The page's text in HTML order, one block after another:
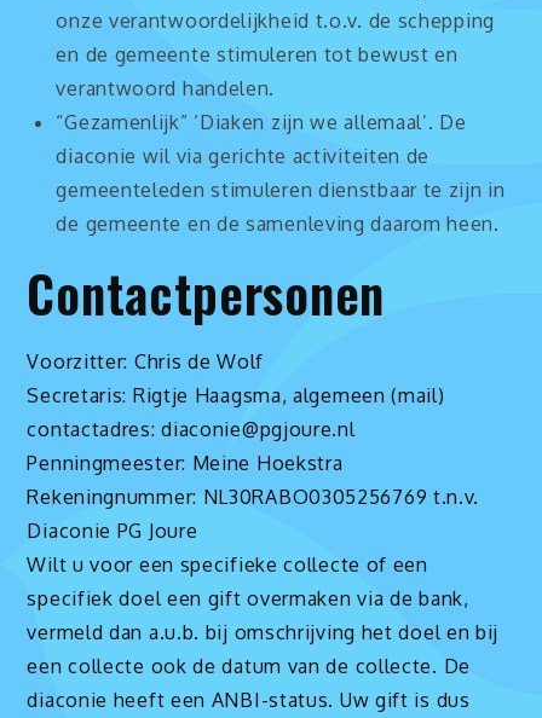
onze verantwoordelijkheid t.o.v. de schepping
en de gemeente stimuleren tot bewust en
verantwoord handelen.
“Gezamenlijk” ‘Diaken zijn we allemaal’. De
diaconie wil via gerichte activiteiten de
gemeenteleden stimuleren dienstbaar te zijn in
de gemeente en de samenleving daarom heen.
Contactpersonen
Voorzitter: Chris de Wolf
Secretaris: Rigtje Haagsma, algemeen (mail)
contactadres: diaconie@pgjoure.nl
Penningmeester: Meine Hoekstra
Rekeningnummer: NL30RABO0305256769 t.n.v.
Diaconie PG Joure
Wilt u voor een specifieke collecte of een
specifiek doel een gift overmaken via de bank,
vermeld dan a.u.b. bij omschrijving het doel en bij
een collecte ook de datum van de collecte. De
diaconie heeft een ANBI-status. Uw gift is dus